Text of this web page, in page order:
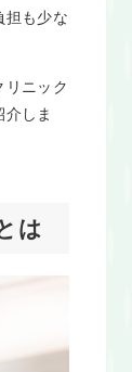
担も少な
リニック
しま
は